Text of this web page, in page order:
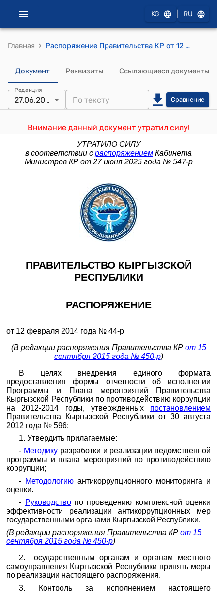
KG RU
Главная › Распоряжение Правительства КР от 12 февраля 2014 года № 44-р (Об утверждении Методики разработки и реализации ведомственной программы и плана мероприятий по противодействию коррупции и Методологии антикоррупционного мониторинга и оценки)
Документ Реквизиты Ссылающиеся документы
Редакция
27.06.2025 Сравнение
Внимание данный документ утратил силу!